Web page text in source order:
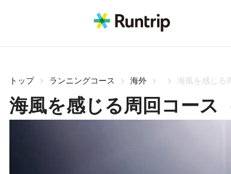
トップ ランニングコース 海外 海風を感じる
海風を感じる周回コース